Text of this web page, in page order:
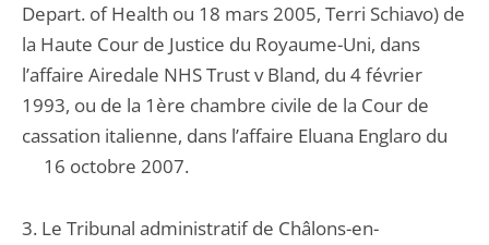
Depart. of Health ou 18 mars 2005, Terri Schiavo) de
la Haute Cour de Justice du Royaume-Uni, dans
l’affaire Airedale NHS Trust v Bland, du 4 février
1993, ou de la 1ère chambre civile de la Cour de
cassation italienne, dans l’affaire Eluana Englaro du
16 octobre 2007.
3. Le Tribunal administratif de Châlons-en-